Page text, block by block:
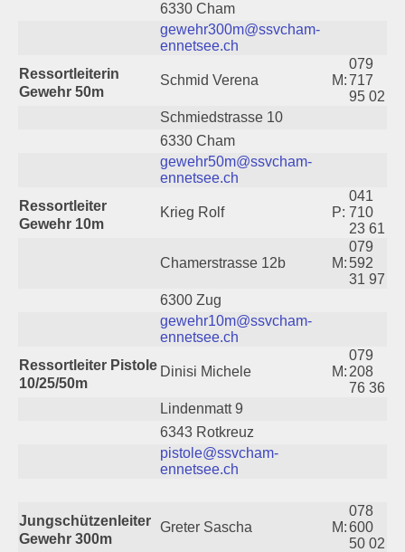
6330 Cham
gewehr300m@ssvcham-
ennetsee.ch
Ressortleiterin
Gewehr 50m
Schmid Verena M:
079
717
95 02
Schmiedstrasse 10
6330 Cham
gewehr50m@ssvcham-
ennetsee.ch
Ressortleiter
Gewehr 10m
Krieg Rolf P:
041
710
23 61
Chamerstrasse 12b M:
079
592
31 97
6300 Zug
gewehr10m@ssvcham-
ennetsee.ch
Ressortleiter Pistole
10/25/50m
Dinisi Michele M:
079
208
76 36
Lindenmatt 9
6343 Rotkreuz
pistole@ssvcham-
ennetsee.ch
Jungschützenleiter
Gewehr 300m
Greter Sascha M:
078
600
50 02